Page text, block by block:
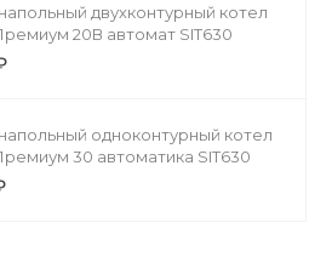
двухконтурный котел
20В автомат SIT630
одноконтурный котел
30 автоматика SIT630